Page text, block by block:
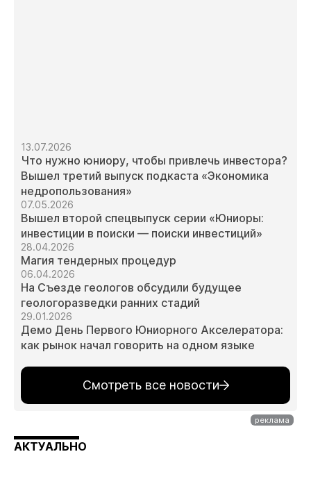
13.07.2026
Что нужно юниору, чтобы привлечь инвестора?
Вышел третий выпуск подкаста «Экономика
недропользования»
07.05.2026
Вышел второй спецвыпуск серии «Юниоры:
инвестиции в поиски — поиски инвестиций»
28.04.2026
Магия тендерных процедур
06.04.2026
На Съезде геологов обсудили будущее
геологоразведки ранних стадий
29.01.2026
Демо День Первого Юниорного Акселератора:
как рынок начал говорить на одном языке
Смотреть все новости
АКТУАЛЬНО